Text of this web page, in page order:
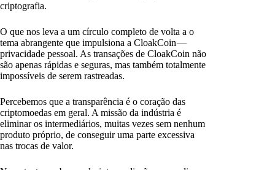
criptografia.
O que nos leva a um círculo completo de volta a o
tema abrangente que impulsiona a CloakCoin —
privacidade pessoal. As transações de CloakCoin não
são apenas rápidas e seguras, mas também totalmente
impossíveis de serem rastreadas.
Percebemos que a transparência é o coração das
criptomoedas em geral. A missão da indústria é
eliminar os intermediários, muitas vezes sem nenhum
produto próprio, de conseguir uma parte excessiva
nas trocas de valor.